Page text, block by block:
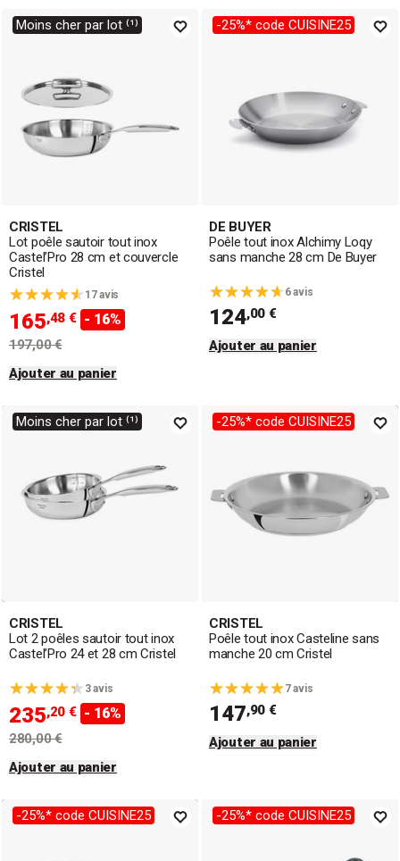
Moins cher par lot ⁽¹⁾
CRISTEL
Lot poêle sautoir tout inox
Castel’Pro 28 cm et couvercle
Cristel
17 avis
165,48 € - 16%
197,00 €
Ajouter au panier
-25%* code CUISINE25
DE BUYER
Poêle tout inox Alchimy Loqy
sans manche 28 cm De Buyer
6 avis
124,00 €
Ajouter au panier
Moins cher par lot ⁽¹⁾
CRISTEL
Lot 2 poêles sautoir tout inox
Castel’Pro 24 et 28 cm Cristel
3 avis
235,20 € - 16%
280,00 €
Ajouter au panier
-25%* code CUISINE25
CRISTEL
Poêle tout inox Casteline sans
manche 20 cm Cristel
7 avis
147,90 €
Ajouter au panier
-25%* code CUISINE25 -25%* code CUISINE25